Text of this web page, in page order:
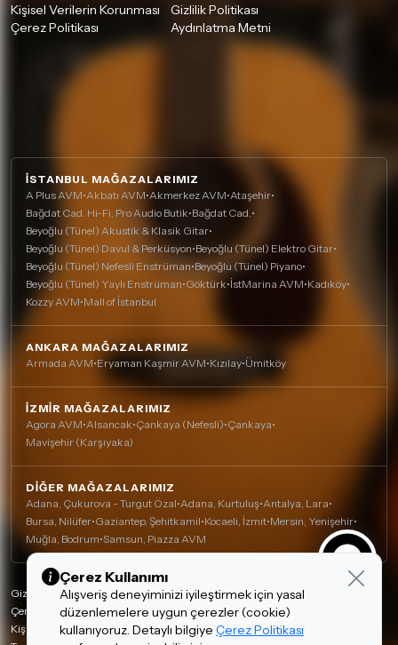
Kişisel Verilerin Korunması
Gizlilik Politikası
Çerez Politikası
Aydınlatma Metni
İSTANBUL MAĞAZALARIMIZ
A Plus AVM•Akbatı AVM•Akmerkez AVM•Ataşehir•
Bağdat Cad. Hi-Fi, Pro Audio Butik•Bağdat Cad. •
Beyoğlu (Tünel) Akustik & Klasik Gitar•
Beyoğlu (Tünel) Davul & Perküsyon•Beyoğlu (Tünel) Elektro Gitar•
Beyoğlu (Tünel) Nefesli Enstrüman•Beyoğlu (Tünel) Piyano•
Beyoğlu (Tünel) Yaylı Enstrüman•Göktürk•İstMarina AVM•Kadıköy•
Kozzy AVM•Mall of İstanbul
ANKARA MAĞAZALARIMIZ
Armada AVM•Eryaman Kaşmir AVM•Kızılay•Ümitköy
İZMIR MAĞAZALARIMIZ
Agora AVM•Alsancak•Çankaya (Nefesli)•Çankaya•
Mavişehir (Karşıyaka)
DIĞER MAĞAZALARIMIZ
Adana, Çukurova - Turgut Özal•Adana, Kurtuluş•Antalya, Lara•
Bursa, Nilüfer•Gaziantep, Şehitkamil•Kocaeli, İzmit•Mersin, Yenişehir•
Muğla, Bodrum•Samsun, Piazza AVM
Gizlilik Politikası
Çerez Politikası
Kişisel Verilerin Korunması
Çerez Kullanımı
Alışveriş deneyiminizi iyileştirmek için yasal
düzenlemelere uygun çerezler (cookie)
kullanıyoruz. Detaylı bilgiye Çerez Politikası